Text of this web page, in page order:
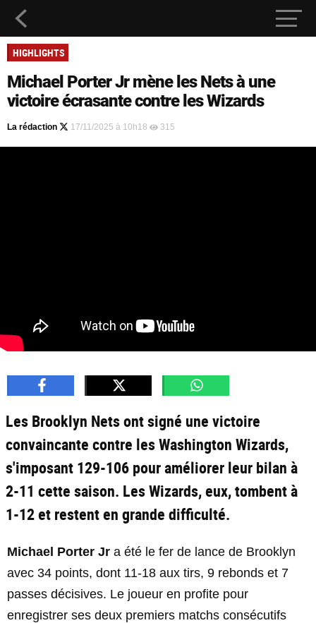
HIGHLIGHTS
Michael Porter Jr mène les Nets à une
victoire écrasante contre les Wizards
La rédaction 17/11/2025 à 10h18 315
Les Brooklyn Nets ont signé une victoire
convaincante contre les Washington Wizards,
s'imposant 129-106 pour améliorer leur bilan à
2-11 cette saison. Les Wizards, eux, tombent à
1-12 et restent en grande difficulté.
Michael Porter Jr a été le fer de lance de Brooklyn
avec 34 points, dont 11-18 aux tirs, 9 rebonds et 7
passes décisives. Le joueur en profite pour
enregistrer ses deux premiers matchs consécutifs